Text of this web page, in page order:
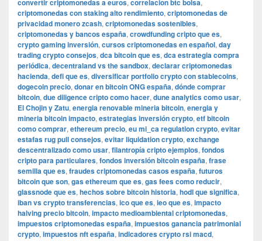
convertir criptomonedas a euros, correlacion btc bolsa,
criptomonedas con staking alto rendimiento, criptomonedas de
privacidad monero zcash, criptomonedas sostenibles,
criptomonedas y bancos españa, crowdfunding cripto que es,
crypto gaming inversión, cursos criptomonedas en español, day
trading crypto consejos, dca bitcoin que es, dca estrategia compra
periódica, decentraland vs the sandbox, declarar criptomonedas
hacienda, defi que es, diversificar portfolio crypto con stablecoins,
dogecoin precio, donar en bitcoin ONG españa, dónde comprar
bitcoin, due diligence cripto como hacer, dune analytics como usar,
El Chojin y Zatu, energia renovable mineria bitcoin, energia y
mineria bitcoin impacto, estrategias inversión crypto, etf bitcoin
como comprar, ethereum precio, eu mi_ca regulation crypto, evitar
estafas rug pull consejos, evitar liquidation crypto, exchange
descentralizado como usar, filantropía cripto ejemplos, fondos
cripto para particulares, fondos inversión bitcoin españa, frase
semilla que es, fraudes criptomonedas casos españa, futuros
bitcoin que son, gas ethereum que es, gas fees como reducir,
glassnode que es, hechos sobre bitcoin historia, hodl que significa,
iban vs crypto transferencias, ico que es, ieo que es, impacto
halving precio bitcoin, impacto medioambiental criptomonedas,
impuestos criptomonedas españa, impuestos ganancia patrimonial
crypto, impuestos nft españa, indicadores crypto rsi macd,